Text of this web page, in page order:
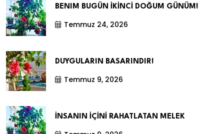
BENIM BUGÜN İKİNCİ DOĞUM GÜNÜM!
Temmuz 24, 2026
DUYGULARIN BASARINDIR!
Temmuz 9, 2026
İNSANIN İÇİNİ RAHATLATAN MELEK